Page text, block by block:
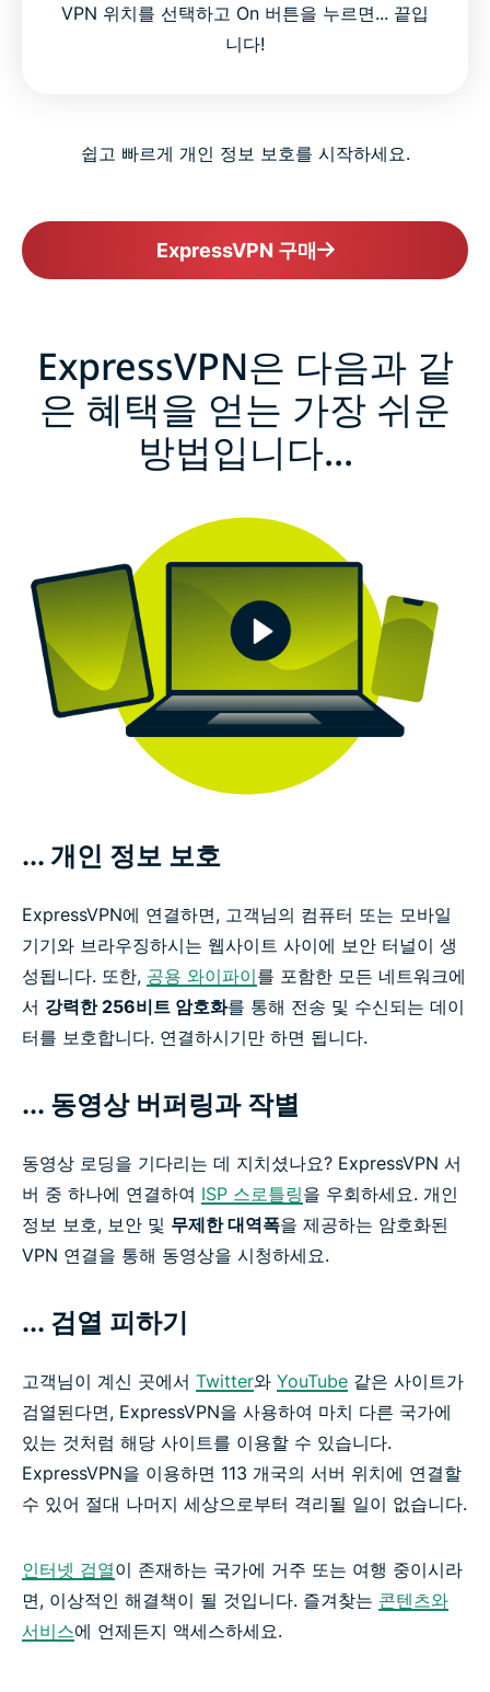
VPN 위치를 선택하고 On 버튼을 누르면... 끝입
니다!
쉽고 빠르게 개인 정보 보호를 시작하세요.
ExpressVPN 구매
ExpressVPN은 다음과 같
은 혜택을 얻는 가장 쉬운
방법입니다...
... 개인 정보 보호
ExpressVPN에 연결하면, 고객님의 컴퓨터 또는 모바일
기기와 브라우징하시는 웹사이트 사이에 보안 터널이 생
성됩니다. 또한, 공용 와이파이를 포함한 모든 네트워크에
서 강력한 256비트 암호화를 통해 전송 및 수신되는 데이
터를 보호합니다. 연결하시기만 하면 됩니다.
... 동영상 버퍼링과 작별
동영상 로딩을 기다리는 데 지치셨나요? ExpressVPN 서
버 중 하나에 연결하여 ISP 스로틀링을 우회하세요. 개인
정보 보호, 보안 및 무제한 대역폭을 제공하는 암호화된
VPN 연결을 통해 동영상을 시청하세요.
... 검열 피하기
고객님이 계신 곳에서 Twitter와 YouTube 같은 사이트가
검열된다면, ExpressVPN을 사용하여 마치 다른 국가에
있는 것처럼 해당 사이트를 이용할 수 있습니다.
ExpressVPN을 이용하면 113 개국의 서버 위치에 연결할
수 있어 절대 나머지 세상으로부터 격리될 일이 없습니다.
인터넷 검열이 존재하는 국가에 거주 또는 여행 중이시라
면, 이상적인 해결책이 될 것입니다. 즐겨찾는 콘텐츠와
서비스에 언제든지 액세스하세요.